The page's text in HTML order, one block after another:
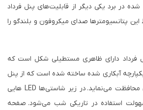
شده در برد یکی دیگر از قابلیت‌های پنل فرداد
پتانسیومترها صدای میکروفون و بلندگو را
فرداد دارای ظاهری مستطیلی شکل است که
آبکاری شده ساخته شده است که از پنل
در مقابل رطوبت و باران محافظت می‌نماید. در زیر شاستی‌ها LED هایی
استفاده در تاریکی شب می‌شود. صفحه